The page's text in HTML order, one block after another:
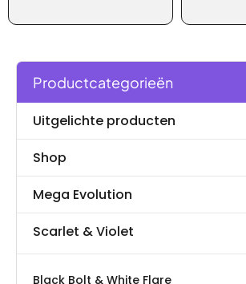
Productcategorieën
Uitgelichte producten
Shop
Mega Evolution
Scarlet & Violet
Black Bolt & White Flare